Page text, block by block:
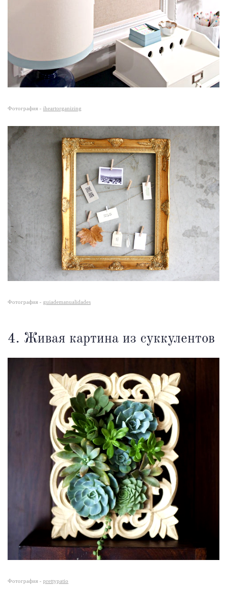
Фотография - iheartorganizing
Фотография - guiademanualidades
4. Живая картина из суккулентов
Фотография - prettypatio